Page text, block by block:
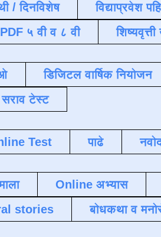
/ दिनविशेष
विद्याप्रवेश
PDF ५ वी व ८ वी
डिजिटल वार्षिक नियोजन
सराव टेस्ट
Test पाढे
Online अभ्यास
stories
बोधकथा व